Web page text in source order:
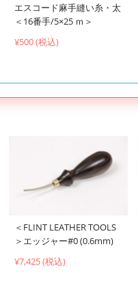
エスコード麻手縫い糸・太
＜16番手/5×25 ｍ＞
¥500 (税込)
＜FLINT LEATHER TOOLS
＞エッジャー#0 (0.6mm)
¥7,425 (税込)